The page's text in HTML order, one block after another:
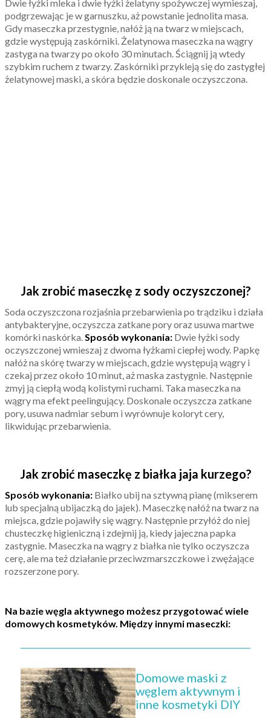
Dwie łyżki mleka i dwie łyżki żelatyny spożywczej wymieszaj,
podgrzewając je w garnuszku, aż powstanie jednolita masa.
Gdy maseczka przestygnie, nałóż ją na twarz w miejscach,
gdzie występują zaskórniki. Żelatynowa maseczka na wągry
zastyga na twarzy po około 30 minutach. Ściągnij ją wtedy
szybkim ruchem z twarzy. Zaskórniki przykleją się do zastygłej
żelatynowej maski, a skóra będzie doskonale oczyszczona.
Jak zrobić maseczkę z sody oczyszczonej?
Soda oczyszczona rozjaśnia przebarwienia po trądziku i działa
antybakteryjne, oczyszcza zatkane pory oraz usuwa martwe
komórki naskórka.Sposób wykonania: Dwie łyżki sody
oczyszczonej wmieszaj z dwoma łyżkami ciepłej wody. Papkę
nałóż na skórę twarzy w miejscach, gdzie występują wągry i
czekaj przez około 10 minut, aż maska zastygnie. Następnie
zmyj ją ciepłą wodą kolistymi ruchami. Taka maseczka na
wągry ma efekt peelingujący. Doskonale oczyszcza zatkane
pory, usuwa nadmiar sebum i wyrównuje koloryt cery,
likwidując przebarwienia.
Jak zrobić maseczkę z białka jaja kurzego?
Sposób wykonania: Białko ubij na sztywną pianę (mikserem
lub specjalną ubijaczką do jajek). Maseczkę nałóż na twarz na
miejsca, gdzie pojawiły się wągry. Następnie przyłóż do niej
chusteczkę higieniczną i zdejmij ją, kiedy jajeczna papka
zastygnie. Maseczka na wągry z białka nie tylko oczyszcza
cerę, ale ma też działanie przeciwzmarszczkowe i zwężające
rozszerzone pory.
Na bazie węgla aktywnego możesz przygotować wiele
domowych kosmetyków. Między innymi maseczki:
Domowe maski z
węglem aktywnym i
inne kosmetyki DIY